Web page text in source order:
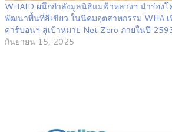
WHAID ผนึกกำลังมูลนิธิแม่ฟ้าหลวงฯ นำร่องโ
พัฒนาพื้นที่สีเขียว ในนิคมอุตสาหกรรม WHA
คาร์บอนฯ สู่เป้าหมาย Net Zero ภายในปี
กันยายน 15, 2025